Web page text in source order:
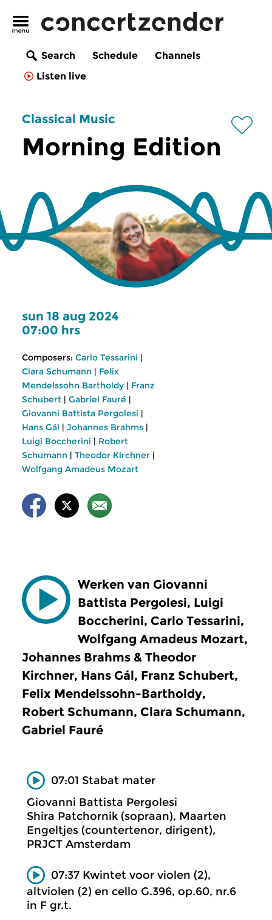
Search Schedule
Channels
Listen live
Classical Music
Morning Edition
sun 18 aug 2024
07:00 hrs
Composers: Carlo Tessarini |
Clara Schumann | Felix
Mendelssohn Bartholdy | Franz
Schubert | Gabriel Fauré |
Giovanni Battista Pergolesi |
Hans Gál | Johannes Brahms |
Luigi Boccherini | Robert
Schumann | Theodor Kirchner |
Wolfgang Amadeus Mozart
Werken van Giovanni
Battista Pergolesi, Luigi
Boccherini, Carlo Tessarini,
Wolfgang Amadeus Mozart,
Johannes Brahms & Theodor
Kirchner, Hans Gál, Franz Schubert,
Felix Mendelssohn-Bartholdy,
Robert Schumann, Clara Schumann,
Gabriel Fauré
07:01 Stabat mater
Giovanni Battista Pergolesi
Shira Patchornik (sopraan), Maarten
Engeltjes (countertenor, dirigent),
PRJCT Amsterdam
07:37 Kwintet voor violen (2),
altviolen (2) en cello G.396, op.60, nr.6
in F gr.t.